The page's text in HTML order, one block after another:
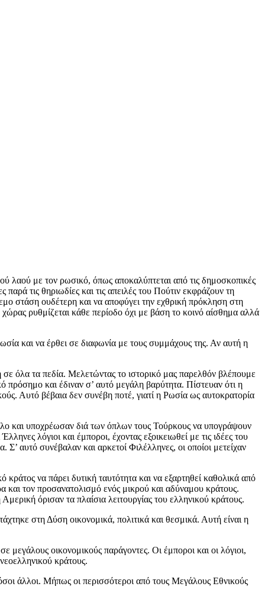
λαού με τον ρωσικό, όπως αποκαλύπτεται από τις δημοσκοπικές
τις θηριωδίες και τις απειλές του Πούτιν εκφράζουν τη
στάση ουδέτερη και να αποφύγει την εχθρική πρόκληση στη
ρυθμίζεται κάθε περίοδο όχι με βάση το κοινό αίσθημα αλλά
και να έρθει σε διαφωνία με τους συμμάχους της. Αν αυτή η
όλα τα πεδία. Μελετώντας το ιστορικό μας παρελθόν βλέπουμε
πρόσημο και έδιναν σ’ αυτό μεγάλη βαρύτητα. Πίστευαν ότι η
Αυτό βέβαια δεν συνέβη ποτέ, γιατί η Ρωσία ως αυτοκρατορία
και υποχρέωσαν διά των όπλων τους Τούρκους να υπογράψουν
λόγιοι και έμποροι, έχοντας εξοικειωθεί με τις ιδέες του
αυτό συνέβαλαν και αρκετοί Φιλέλληνες, οι οποίοι μετείχαν
να πάρει δυτική ταυτότητα και να εξαρτηθεί καθολικά από
και τον προσανατολισμό ενός μικρού και αδύναμου κράτους.
όρισαν τα πλαίσια λειτουργίας του ελληνικού κράτους.
στη Δύση οικονομικά, πολιτικά και θεσμικά. Αυτή είναι η
οικονομικούς παράγοντες. Οι έμποροι και οι λόγιοι,
κράτους.
άλλοι. Μήπως οι περισσότεροι από τους Μεγάλους Εθνικούς